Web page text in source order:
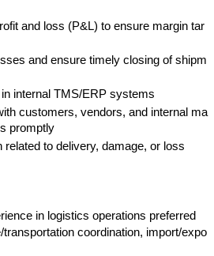
and loss (P&L) to ensure margin tar
and ensure timely closing of shipm
internal TMS/ERP systems
customers, vendors, and internal ma
promptly
related to delivery, damage, or loss
in logistics operations preferred
coordination, import/expo